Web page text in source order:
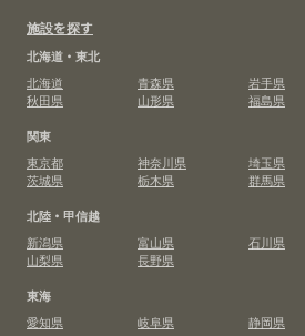
施設を探す
北海道・東北
北海道
青森県 岩手県
秋田県
山形県
福島県
関東
東京都
神奈川県 埼玉県
茨城県
栃木県
群馬県
北陸・甲信越
新潟県
富山県 石川県
山梨県
長野県
東海
愛知県
岐阜県 静岡県